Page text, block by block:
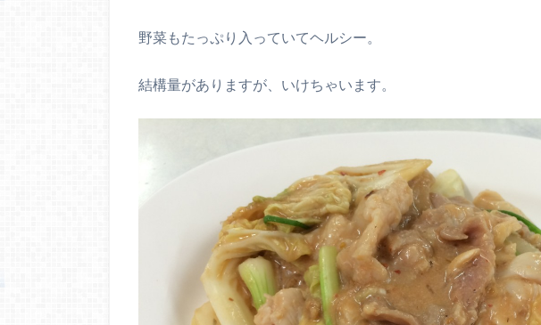
野菜もたっぷり入っていてヘルシー。
結構量がありますが、いけちゃいます。